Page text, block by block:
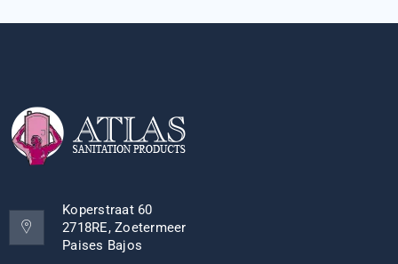
Koperstraat 60
2718RE, Zoetermeer
Paises Bajos